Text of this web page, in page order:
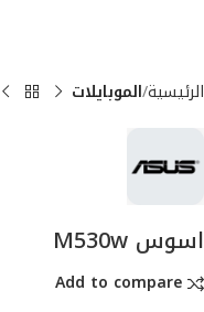
الرئيسية الموبايلات
اسوس M530w
Add to compare